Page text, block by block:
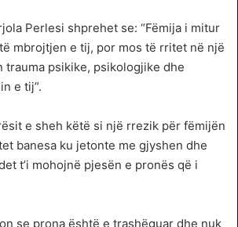
Perlesi shprehet se: “Fëmija i mitur
mbrojtjen e tij, por mos të rritet në një
trauma psikike, psikologjike dhe
e tij”.
e sheh këtë si një rrezik për fëmijën
banesa ku jetonte me gjyshen dhe
t’i mohojnë pjesën e pronës që i
se prona është e trashëguar dhe nuk